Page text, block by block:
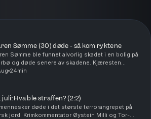
Sømme (30) døde - så kom ryktene
Sømme ble funnet alvorlig skadet i en bolig på
og døde senere av skadene. Kjæresten
er siktet for drap, men nekter straffskyld. I
24min
juli: Hva ble straffen? (2:2)
døde i det største terrorangrepet på
jord. Krimkommentator Øystein Milli og Tor-